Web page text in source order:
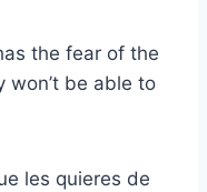
the fear of the
won’t be able to
les quieres de